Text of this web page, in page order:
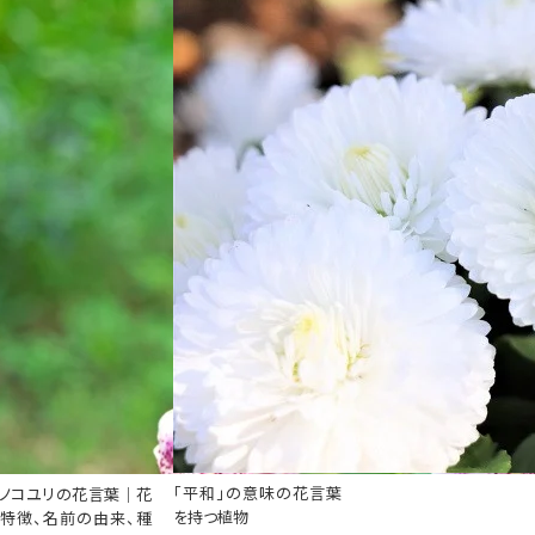
コユリの花言葉｜花
徴、名前の由来、種
「平和」の意味の花言葉
を持つ植物